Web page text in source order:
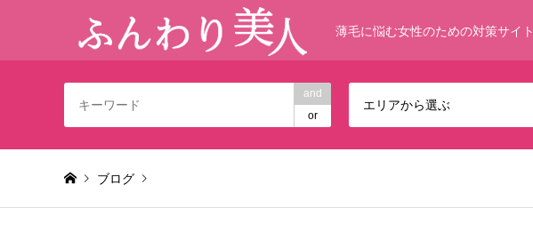
薄毛に悩む女性のための対策サイト
and
or
エリアから選ぶ
ブログ